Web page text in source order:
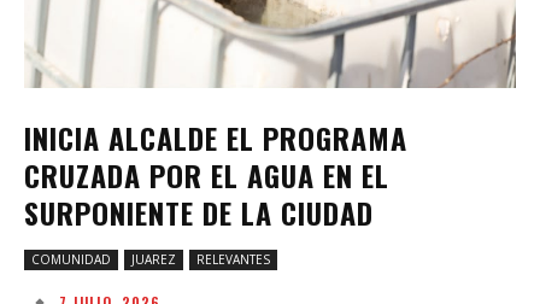
INICIA ALCALDE EL PROGRAMA
CRUZADA POR EL AGUA EN EL
SURPONIENTE DE LA CIUDAD
COMUNIDAD JUAREZ RELEVANTES